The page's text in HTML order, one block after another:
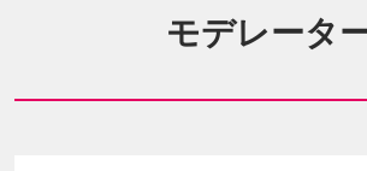
モデレータ